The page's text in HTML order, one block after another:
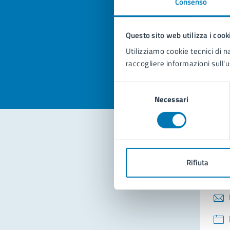
Questo sito web utilizza i
Utilizziamo cookie tecnici di
raccogliere informazioni
consenso
Necessari
Rifiuta